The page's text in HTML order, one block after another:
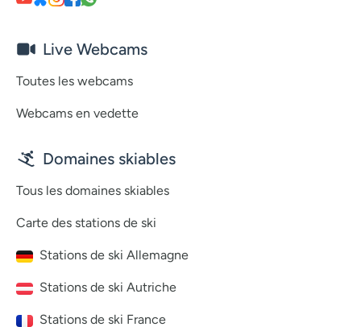
Live Webcams
Toutes les webcams
Webcams en vedette
Domaines skiables
Tous les domaines skiables
Carte des stations de ski
Stations de ski Allemagne
Stations de ski Autriche
Stations de ski France